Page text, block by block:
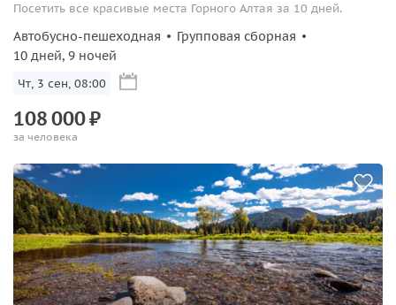
Посетить все красивые места Горного Алтая за 10 дней.
Автобусно-пешеходная
Групповая сборная
10 дней, 9 ночей
Чт, 3 сен, 08:00
108000₽
за человека